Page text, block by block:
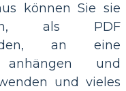
können Sie sie
als PDF
an eine
anhängen und
und vieles